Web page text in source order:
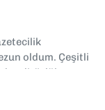
oldum. Çeşitli
editörlük,